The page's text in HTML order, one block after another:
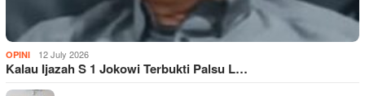
OPINI 12 July 2026
Kalau Ijazah S 1 Jokowi Terbukti Palsu L…